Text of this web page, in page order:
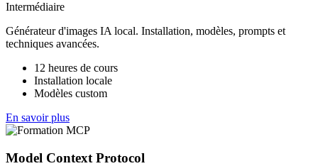
Intermédiaire
Générateur d'images IA local. Installation, modèles, prompts et
techniques avancées.
12 heures de cours
Installation locale
Modèles custom
En savoir plus
Model Context Protocol